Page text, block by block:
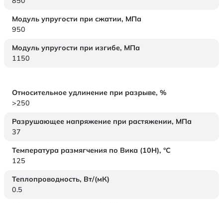
Модуль упругости при сжатии, МПа
950
Модуль упругости при изгибе, МПа
1150
Относительное удлинение при разрыве, %
>250
Разрушающее напряжение при растяжении, МПа
37
Температура размягчения по Вика (10Н), °C
125
Теплопроводность, Вт/(мК)
0.5